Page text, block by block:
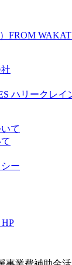
て
ー